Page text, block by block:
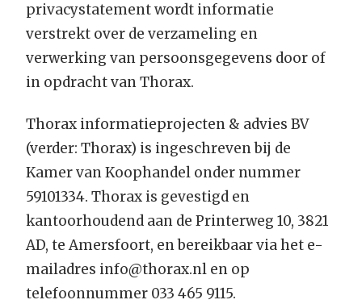
privacystatement wordt informatie
verstrekt over de verzameling en
verwerking van persoonsgegevens door of
in opdracht van Thorax.
Thorax informatieprojecten & advies BV
(verder: Thorax) is ingeschreven bij de
Kamer van Koophandel onder nummer
59101334. Thorax is gevestigd en
kantoorhoudend aan de Printerweg 10, 3821
AD, te Amersfoort, en bereikbaar via het e-
mailadres info@thorax.nl en op
telefoonnummer 033 465 9115.